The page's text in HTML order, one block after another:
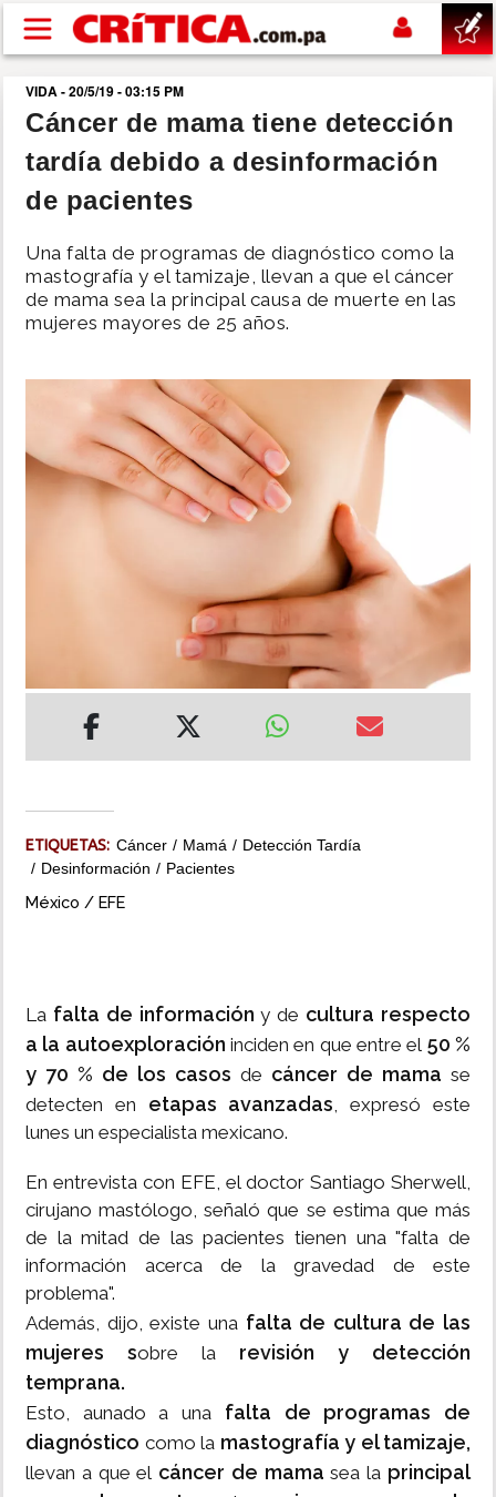
Pasar al contenido principal
buscar
SUCESOS
POLÍTICA
MUNDO
VIDA - 20/5/19 - 03:15 PM
Cáncer de mama tiene detección
tardía debido a desinformación
de pacientes
Una falta de programas de diagnóstico como la
mastografía y el tamizaje, llevan a que el cáncer
de mama sea la principal causa de muerte en las
mujeres mayores de 25 años.
ETIQUETAS: Cáncer Mamá
Detección Tardía
Desinformación
Pacientes
México / EFE
La falta de información y de cultura respecto
a la autoexploración inciden en que entre el 50 %
y 70 % de los casos de cáncer de mama se
detecten en etapas avanzadas, expresó este
lunes un especialista mexicano.
En entrevista con EFE, el doctor Santiago Sherwell,
cirujano mastólogo, señaló que se estima que más
de la mitad de las pacientes tienen una "falta de
información acerca de la gravedad de este
problema".
Además, dijo, existe una falta de cultura de las
mujeres sobre la revisión y detección
temprana.
Esto, aunado a una falta de programas de
diagnóstico como la mastografía y el tamizaje,
llevan a que el cáncer de mama sea la principal